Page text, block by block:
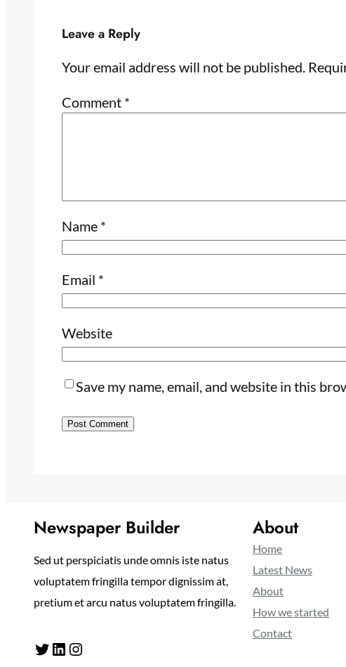
Leave a Reply
Your email address will not be published.
Comment *
Name *
Email *
Website
Save my name, email, and website in this
Newspaper Builder
Sed ut perspiciatis unde omnis iste natus
voluptatem fringilla tempor dignissim at,
pretium et arcu natus voluptatem fringilla.
Twitter LinkedIn Instagram
About
Home
Latest News
About
How we started
Contact